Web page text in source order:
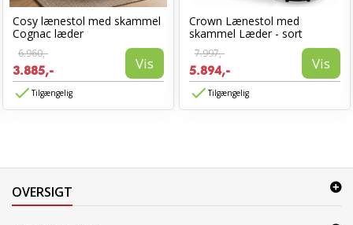
Cosy lænestol med skammel
Cognac læder
6.960,-
3.885,- Vis
Tilgængelig
Crown Lænestol med
skammel Læder - sort
7.997,-
5.894,- Vis
Tilgængelig
OVERSIGT